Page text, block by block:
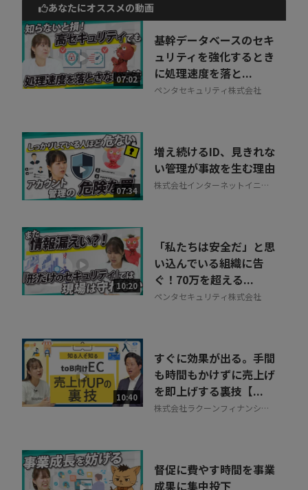
動画でご紹介しているサービスについて
お気軽にご相談・ご質問いただけます！
30秒でお申し込み可能
相談を希望する 無料
あなたにオススメの動画
07:02
基幹データベースのセキ
ュリティを強化するとき
に処理速度を落と...
ペンタセキュリティ株式会社
07:34
増え続けるID、見きれな
い管理が事故を生む理由
株式会社インターネットイニシ
10:20
「私たちは安全だ」と思
い込んでいる組織に告
ぐ！70万を超える...
ペンタセキュリティ株式会社
10:40
すぐに効果が出る。手間
も時間もかけずに売上げ
を即上げする裏技【...
株式会社ラクーンフィナンシャ
督促に費やす時間を事業
成果に集中投下